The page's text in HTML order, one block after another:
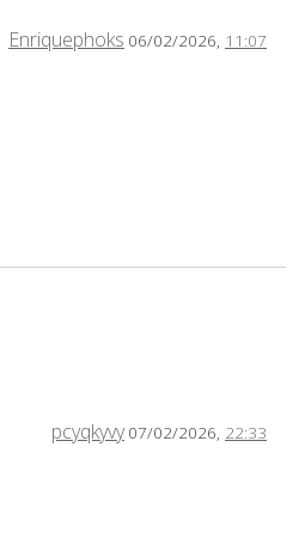
Enriquephoks 06/02/2026, 11:07
pcyqkyvy 07/02/2026, 22:33